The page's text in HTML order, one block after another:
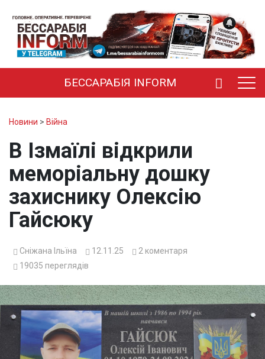
БЕССАРАБІЯ INFORM
Новини > Війна
В Ізмаїлі відкрили
меморіальну дошку
захиснику Олексію
Гайсюку
Сніжана Ільїна 12.11.25 2 коментаря
19035 переглядів